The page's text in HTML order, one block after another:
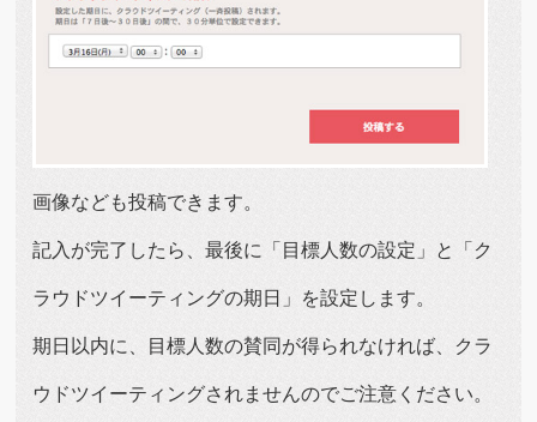
画像なども投稿できます。
記入が完了したら、最後に「目標人数の設定」と「ク
ラウドツイーティングの期日」を設定します。
期日以内に、目標人数の賛同が得られなければ、クラ
ウドツイーティングされませんのでご注意ください。